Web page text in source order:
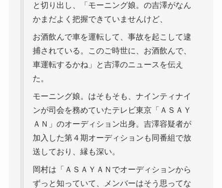
と切り出し、「モーニング娘。の吉澤がなん
かまだよく把握できていませんけど、
お酒飲んで車を運転して、事故を起こして逮
捕されている。このご時世に、お酒飲んで、
車運転するかね」と吉澤のニュースを伝え
た。
モーニング娘。はそもそも、ナインティナイ
ンが司会を務めていたテレビ東京「ＡＳＡＹ
ＡＮ」のオーディション出身。吉澤容疑者が
加入した第４期オーディションも同番組で放
送しており、縁も深い。
岡村は「ＡＳＡＹＡＮでオーディションから
ずっと知っていて、メンバーはそう思ってな